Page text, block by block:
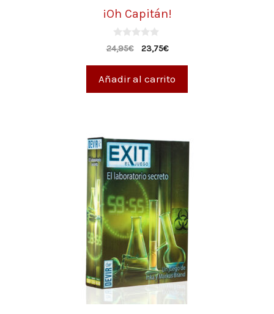
¡Oh Capitán!
0
d
24,95€ 23,75€
Añadir al carrito